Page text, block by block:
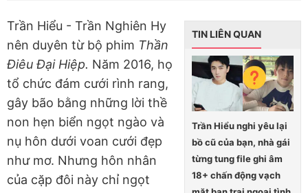
TIN LIÊN QUAN
Trần Hiểu nghi yêu lại
bồ cũ của bạn, nhà gái
từng tung file ghi âm
18+ chấn động vạch
Trần Hiểu - Trần Nghiên Hy
nên duyên từ bộ phim Thần
Điêu Đại Hiệp. Năm 2016, họ
tổ chức đám cưới rình rang,
gây bão bằng những lời thề
non hẹn biển ngọt ngào và
nụ hôn dưới voan cưới đẹp
như mơ. Nhưng hôn nhân
của cặp đôi này chỉ ngọt